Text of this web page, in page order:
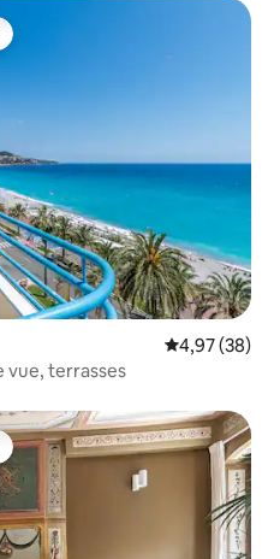
plus appréciés
Évaluation
4,97 (38)
vue, terrasses
plus appréciés